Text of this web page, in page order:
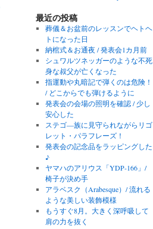
最近の投稿
葬儀＆お盆前のレッスンでヘトヘ
トになった日
納棺式＆お通夜 / 発表会1カ月前
シュワルツネッガーのような不死
身な叔父が亡くなった
指運動や丸暗記で弾くのは危険！
/ どこからでも弾けるように
発表会の会場の照明を確認 / 少し
安心した
ステゴ―族に見守られながらリゴ
レット・パラフレーズ！
発表会の記念品をラッピングした
♪
ヤマハのアリウス「YDP-166」/
椅子が決め手
アラベスク（Arabesque）/ 流れる
ような美しい装飾模様
もうすぐ8月。大きく深呼吸して
肩の力を抜く